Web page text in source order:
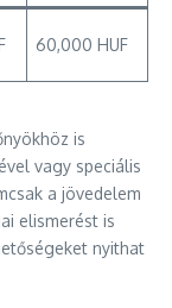
60,000 HUF
is
vagy speciális
a jövedelem
elismerést is
nyithat